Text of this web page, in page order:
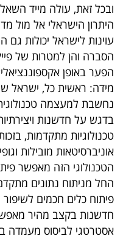
ובכל זאת, עולה מייד
היתרון הישראלי אל מול
הסברה והן למטרות של
הפער באופן
מידה: ראשית כל, ישראל
נחשבת למעצמה
בדגש על חדשנות
טכנולוגיות מתקדמות,
אוניברסיטאות מובילות
הטכנולוגי הזה מאפשר
החל מניתוח נתונים
פיתוח כלים חכמים
אסטרטגי לביסוס מעמדה